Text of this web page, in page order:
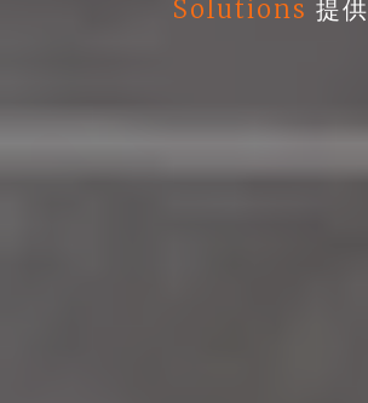
Solutions 提供